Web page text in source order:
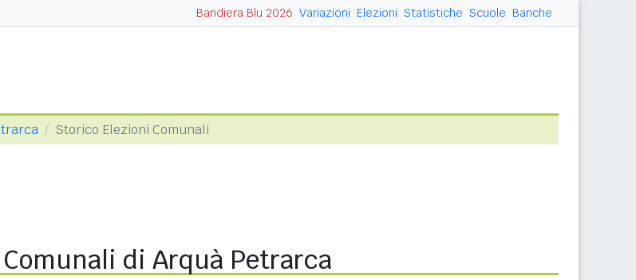
Bandiera Blu 2026 Variazioni Elezioni Statistiche Scuole Banche
Storico Elezioni Comunali
di Arquà Petrarca